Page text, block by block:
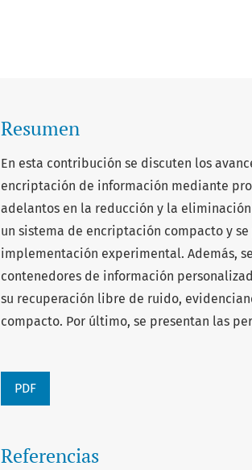
Resumen
En esta contribución se discuten los
encriptación de información mediante
adelantos en la reducción y la
un sistema de encriptación compacto y
implementación experimental. Además,
contenedores de información
su recuperación libre de ruido,
compacto. Por último, se presentan las
PDF
Referencias